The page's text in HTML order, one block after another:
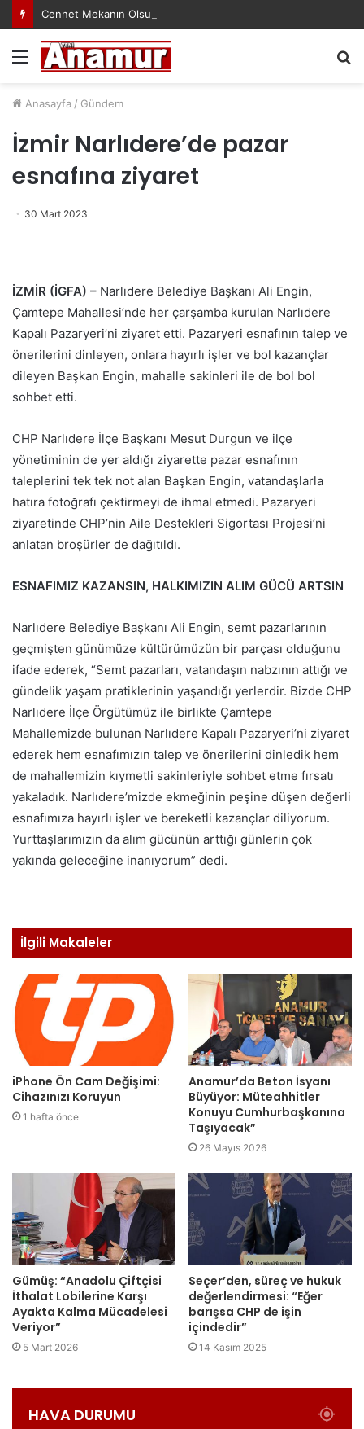
Cennet Mekanın Olsun Duygu Öksüz Canova
Menü
Anasayfa / Gündem
İzmir Narlıdere’de pazar
esnafına ziyaret
30 Mart 2023
İZMİR (İGFA) – Narlıdere Belediye Başkanı Ali Engin,
Çamtepe Mahallesi’nde her çarşamba kurulan Narlıdere
Kapalı Pazaryeri’ni ziyaret etti. Pazaryeri esnafının talep ve
önerilerini dinleyen, onlara hayırlı işler ve bol kazançlar
dileyen Başkan Engin, mahalle sakinleri ile de bol bol
sohbet etti.
CHP Narlıdere İlçe Başkanı Mesut Durgun ve ilçe
yönetiminin de yer aldığı ziyarette pazar esnafının
taleplerini tek tek not alan Başkan Engin, vatandaşlarla
hatıra fotoğrafı çektirmeyi de ihmal etmedi. Pazaryeri
ziyaretinde CHP’nin Aile Destekleri Sigortası Projesi’ni
anlatan broşürler de dağıtıldı.
ESNAFIMIZ KAZANSIN, HALKIMIZIN ALIM GÜCÜ ARTSIN
Narlıdere Belediye Başkanı Ali Engin, semt pazarlarının
geçmişten günümüze kültürümüzün bir parçası olduğunu
ifade ederek, “Semt pazarları, vatandaşın nabzının attığı ve
gündelik yaşam pratiklerinin yaşandığı yerlerdir. Bizde CHP
Narlıdere İlçe Örgütümüz ile birlikte Çamtepe
Mahallemizde bulunan Narlıdere Kapalı Pazaryeri’ni ziyaret
ederek hem esnafımızın talep ve önerilerini dinledik hem
de mahallemizin kıymetli sakinleriyle sohbet etme fırsatı
yakaladık. Narlıdere’mizde ekmeğinin peşine düşen değerli
esnafımıza hayırlı işler ve bereketli kazançlar diliyorum.
Yurttaşlarımızın da alım gücünün arttığı günlerin çok
yakında geleceğine inanıyorum” dedi.
İlgili Makaleler
iPhone Ön Cam Değişimi:
Cihazınızı Koruyun
1 hafta önce
Anamur’da Beton İsyanı
Büyüyor: Müteahhitler
Konuyu Cumhurbaşkanına
Taşıyacak”
26 Mayıs 2026
Gümüş: “Anadolu Çiftçisi
İthalat Lobilerine Karşı
Ayakta Kalma Mücadelesi
Veriyor”
5 Mart 2026
Seçer’den, süreç ve hukuk
değerlendirmesi: “Eğer
barışsa CHP de işin
içindedir”
14 Kasım 2025
HAVA DURUMU